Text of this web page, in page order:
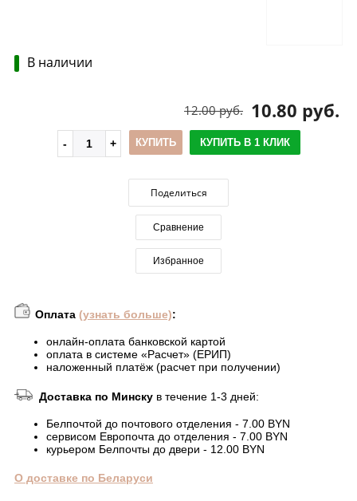
В наличии
10.80 руб.
12.00 руб.
КУПИТЬ КУПИТЬ В 1 КЛИК
Поделиться
Сравнение
Избранное
Оплата (узнать больше):
онлайн-оплата банковской картой
оплата в системе «Расчет» (ЕРИП)
наложенный платёж (расчет при получении)
Доставка по Минску в течение 1-3 дней:
Белпочтой до почтового отделения - 7.00 BYN
сервисом Европочта до отделения - 7.00 BYN
курьером Белпочты до двери - 12.00 BYN
О доставке по Беларуси